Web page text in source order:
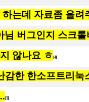
는데 자료좀 올려
버그인지 스크롤
않나요 ㅎ [4]
감한 한소프트리눅
[1]